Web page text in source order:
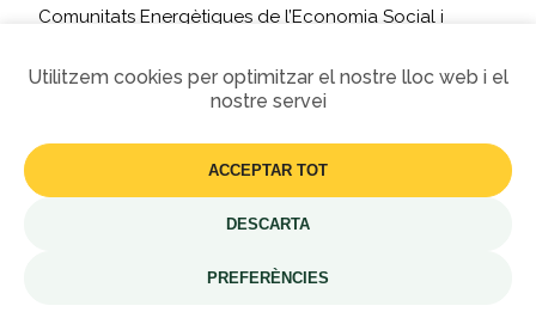
Utilitzem cookies per optimitzar el nostre lloc web i el
nostre servei
ACCEPTAR TOT
DESCARTA
PREFERÈNCIES
Comunitats Energètiques de l’Economia Social i
947 municipis, barris de grans ciutats…
Més informació